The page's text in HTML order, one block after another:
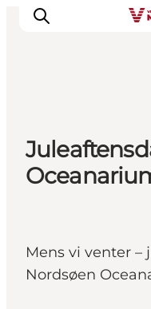
Feriesteder
Inspiration
Planlæg din
Mens vi venter –
Nordsøen